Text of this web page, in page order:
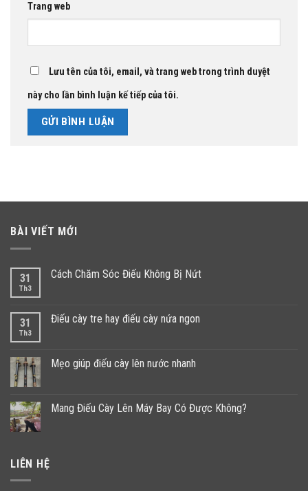
Trang web
Lưu tên của tôi, email, và trang web trong trình duyệt
này cho lần bình luận kế tiếp của tôi.
BÀI VIẾT MỚI
31
Th3
Cách Chăm Sóc Điếu Không Bị Nứt
31
Th3
Điếu cày tre hay điếu cày nứa ngon
Mẹo giúp điếu cày lên nước nhanh
Mang Điếu Cày Lên Máy Bay Có Được Không?
LIÊN HỆ